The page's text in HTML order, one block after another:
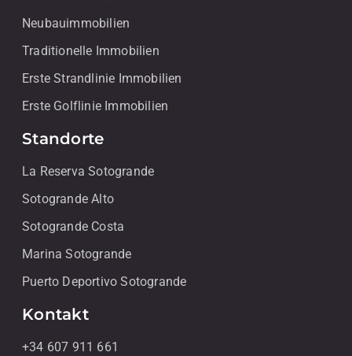
Neubauimmobilien
Traditionelle Immobilien
Erste Strandlinie Immobilien
Erste Golflinie Immobilien
Standorte
La Reserva Sotogrande
Sotogrande Alto
Sotogrande Costa
Marina Sotogrande
Puerto Deportivo Sotogrande
Kontakt
+34 607 911 661